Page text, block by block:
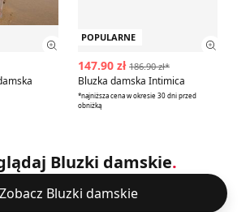
Zobacz szczegóły produktu
POPULARNE
147.90 zł 186.90 zł*
Bluzka damska Intimica
*najniższa cena w okresie 30 dni przed
obniżką
Bluzki damskie.
Zobacz Bluzki damskie